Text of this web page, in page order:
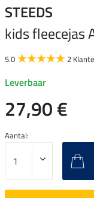
STEEDS
kids fleecejas
5.0 2
Leverbaar
27,90 €
Aantal: